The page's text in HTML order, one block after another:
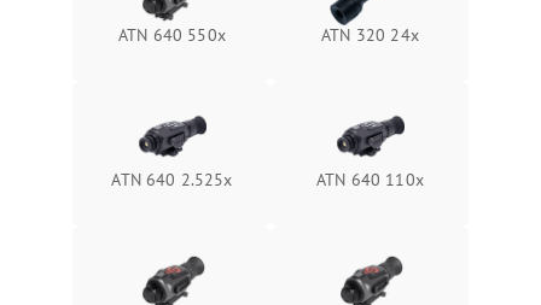
Неисправность системы
защиты от
Подробнее →
Неисправность системы
защиты от замыкания
Подробнее →
Поломка системы защиты
от перенапряжения
Подробнее →
ATN 640 550x ATN 320 24x
ATN 640 2.525x ATN 640 110x